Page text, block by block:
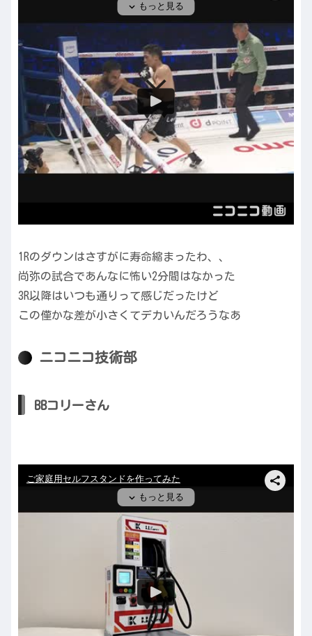
1Rのダウンはさすがに寿命縮まったわ、、
尚弥の試合であんなに怖い2分間はなかった
3R以降はいつも通りって感じだったけど
この僅かな差が小さくてデカいんだろうなあ
ニコニコ技術部
BBコリーさん